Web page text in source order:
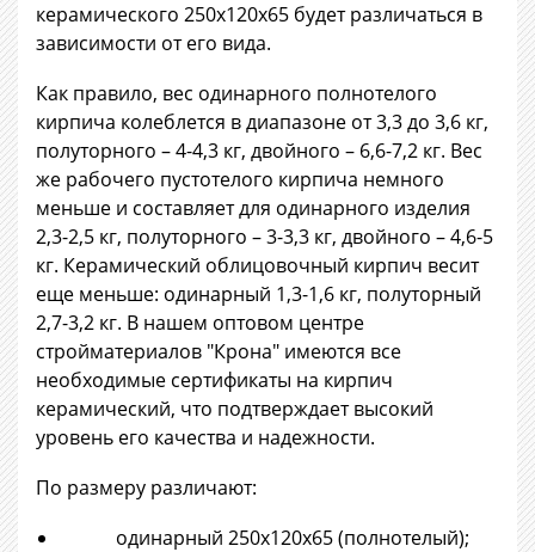
керамического 250х120х65 будет различаться в
зависимости от его вида.
Как правило, вес одинарного полнотелого
кирпича колеблется в диапазоне от 3,3 до 3,6 кг,
полуторного – 4-4,3 кг, двойного – 6,6-7,2 кг. Вес
же рабочего пустотелого кирпича немного
меньше и составляет для одинарного изделия
2,3-2,5 кг, полуторного – 3-3,3 кг, двойного – 4,6-5
кг. Керамический облицовочный кирпич весит
еще меньше: одинарный 1,3-1,6 кг, полуторный
2,7-3,2 кг. В нашем оптовом центре
стройматериалов "Крона" имеются все
необходимые сертификаты на кирпич
керамический, что подтверждает высокий
уровень его качества и надежности.
По размеру различают:
одинарный 250х120х65 (полнотелый);